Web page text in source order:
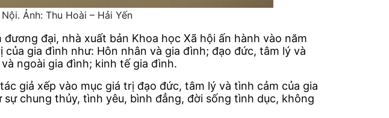
Ảnh: Thu Hoài – Hải Yến
đại, nhà xuất bản Khoa học Xã hội ấn hành vào năm
gia đình như: Hôn nhân và gia đình; đạo đức, tâm lý và
ngoài gia đình; kinh tế gia đình.
giả xếp vào mục giá trị đạo đức, tâm lý và tình cảm của gia
chung thủy, tình yêu, bình đẳng, đời sống tình dục, không